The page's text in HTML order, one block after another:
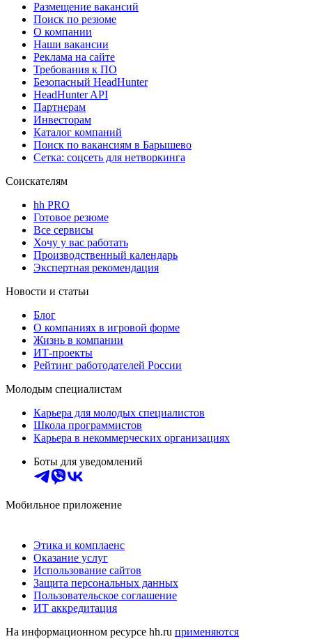
Размещение вакансий
Поиск по резюме
О компании
Наши вакансии
Реклама на сайте
Требования к ПО
Безопасный HeadHunter
HeadHunter API
Партнерам
Инвесторам
Каталог компаний
Поиск по вакансиям в Барышево
Сетка: соцсеть для нетворкинга
Соискателям
hh PRO
Готовое резюме
Все сервисы
Хочу у вас работать
Производственный календарь
Экспертная рекомендация
Новости и статьи
Блог
О компаниях в игровой форме
Жизнь в компании
ИТ-проекты
Рейтинг работодателей России
Молодым специалистам
Карьера для молодых специалистов
Школа программистов
Карьера в некоммерческих организациях
Боты для уведомлений
Мобильное приложение
Этика и комплаенс
Оказание услуг
Использование сайтов
Защита персональных данных
Пользовательское соглашение
ИТ аккредитация
На информационном ресурсе hh.ru применяются